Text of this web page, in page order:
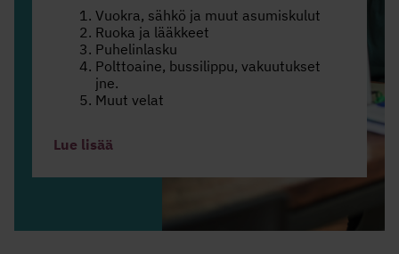
Vuokra, sähkö ja muut asumiskulut
Ruoka ja lääkkeet
Puhelinlasku
Polttoaine, bussilippu, vakuutukset
jne.
Muut velat
Lue lisää